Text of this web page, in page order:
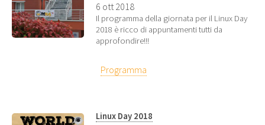
6 ott 2018
Il programma della giornata per il Linux Day
2018 è ricco di appuntamenti tutti da
approfondire!!!
Programma
Linux Day 2018